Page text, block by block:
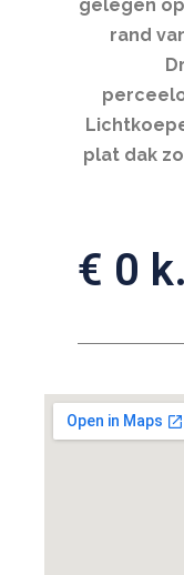
gelegen
rand
plat dak
€ 0